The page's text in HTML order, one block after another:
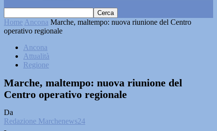
Home Ancona Marche, maltempo: nuova riunione del Centro
operativo regionale
Ancona
Attualità
Regione
Marche, maltempo: nuova riunione del
Centro operativo regionale
Da
Redazione Marchenews24